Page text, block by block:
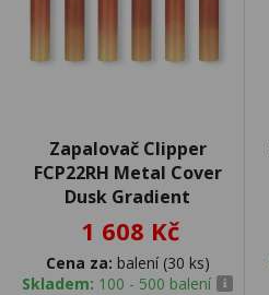
Zapalovač Clipper
FCP22RH Metal Cover
Dusk Gradient
1 608 Kč
Cena za: balení (30 ks)
Skladem: 100 - 500 balení